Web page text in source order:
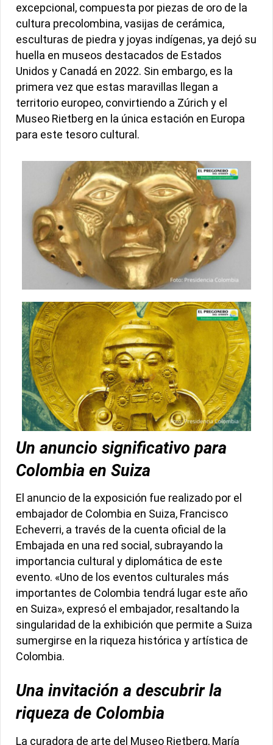
excepcional, compuesta por piezas de oro de la
cultura precolombina, vasijas de cerámica,
esculturas de piedra y joyas indígenas, ya dejó su
huella en museos destacados de Estados
Unidos y Canadá en 2022. Sin embargo, es la
primera vez que estas maravillas llegan a
territorio europeo, convirtiendo a Zúrich y el
Museo Rietberg en la única estación en Europa
para este tesoro cultural.
Un anuncio significativo para
Colombia en Suiza
El anuncio de la exposición fue realizado por el
embajador de Colombia en Suiza, Francisco
Echeverri, a través de la cuenta oficial de la
Embajada en una red social, subrayando la
importancia cultural y diplomática de este
evento. «Uno de los eventos culturales más
importantes de Colombia tendrá lugar este año
en Suiza», expresó el embajador, resaltando la
singularidad de la exhibición que permite a Suiza
sumergirse en la riqueza histórica y artística de
Colombia.
Una invitación a descubrir la
riqueza de Colombia
La curadora de arte del Museo Rietberg, María